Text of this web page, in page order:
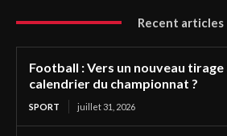
Recent articles
Football : Vers un nouveau
calendrier du championnat ?
SPORT juillet 31, 2026